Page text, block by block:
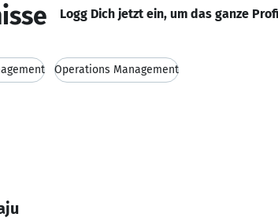
Logg Dich jetzt ein, um das ganze
Operations Management